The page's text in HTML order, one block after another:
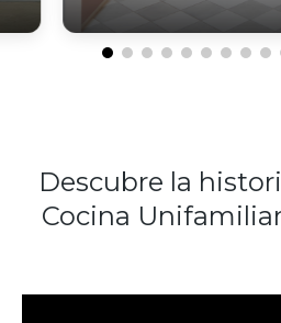
Descubre la
Cocina